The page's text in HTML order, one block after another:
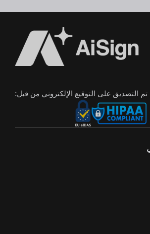
تم التصديق على التوقيع الإلكتروني من قبل: